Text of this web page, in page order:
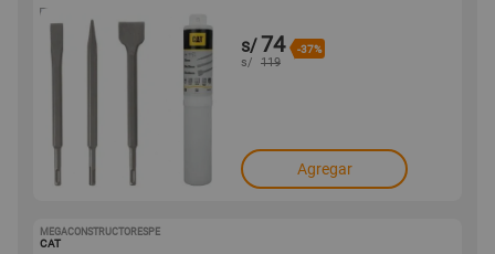
s/74 -37%
s/ 119
Agregar
MEGACONSTRUCTORESPE
CAT